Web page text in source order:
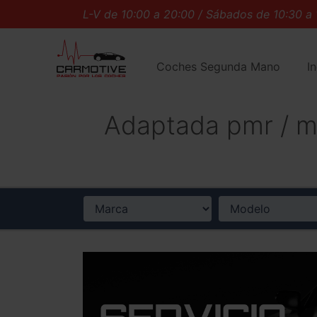
L-V de 10:00 a 20:00 / Sábados de 10:30 a
Coches Segunda Mano
Adaptada pmr /